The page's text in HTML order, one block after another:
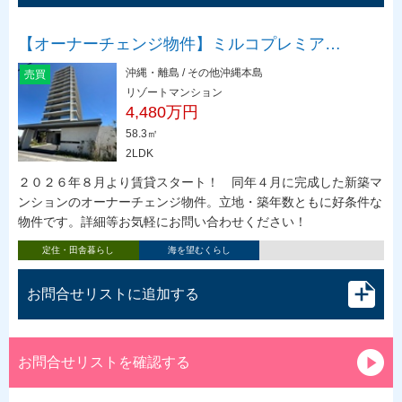
【オーナーチェンジ物件】ミルコプレミア…
売買
沖縄・離島 / その他沖縄本島
リゾートマンション
4,480万円
58.3㎡
2LDK
２０２６年８月より賃貸スタート！ 同年４月に完成した新築マ
ンションのオーナーチェンジ物件。立地・築年数ともに好条件な
物件です。詳細等お気軽にお問い合わせください！
定住・田舎暮らし 海を望むくらし
お問合せリストに追加する
お問合せリストを確認する